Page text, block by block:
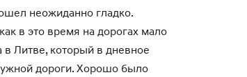
неожиданно гладко.
в это время на дорогах мало
Литве, который в дневное
дороги. Хорошо было